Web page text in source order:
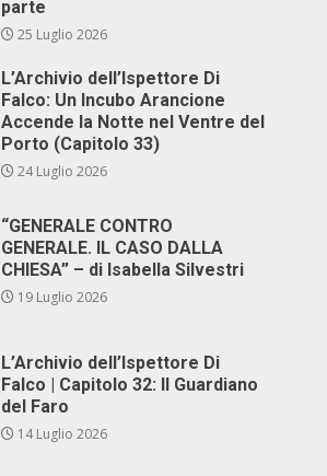
parte
25 Luglio 2026
L’Archivio dell’Ispettore Di
Falco: Un Incubo Arancione
Accende la Notte nel Ventre del
Porto (Capitolo 33)
24 Luglio 2026
“GENERALE CONTRO
GENERALE. IL CASO DALLA
CHIESA” – di Isabella Silvestri
19 Luglio 2026
L’Archivio dell’Ispettore Di
Falco | Capitolo 32: Il Guardiano
del Faro
14 Luglio 2026